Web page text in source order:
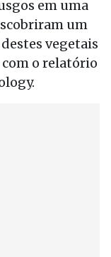
em uma
um
vegetais
o relatório